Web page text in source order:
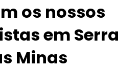
os nossos
em Serra
Minas